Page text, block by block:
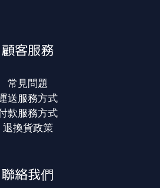
顧客服務
常見問題
送服務方式
款服務方式
退換貨政策
聯絡我們